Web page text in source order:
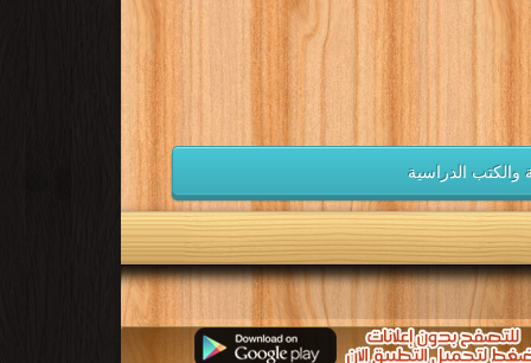
والكتب الدراسية